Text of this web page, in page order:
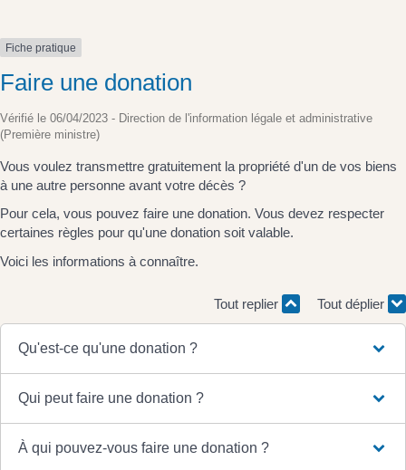
Fiche pratique
Faire une donation
Vérifié le 06/04/2023 - Direction de l'information légale et administrative
(Première ministre)
Vous voulez transmettre gratuitement la propriété d'un de vos biens
à une autre personne avant votre décès ?
Pour cela, vous pouvez faire une donation. Vous devez respecter
certaines règles pour qu'une donation soit valable.
Voici les informations à connaître.
Tout replier Tout déplier
Qu'est-ce qu'une donation ?
Qui peut faire une donation ?
À qui pouvez-vous faire une donation ?